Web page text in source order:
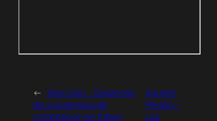
← Alex Caro – Desarrollo
de una semana de
competición en fútbol
Agustín
Peraita –
Los